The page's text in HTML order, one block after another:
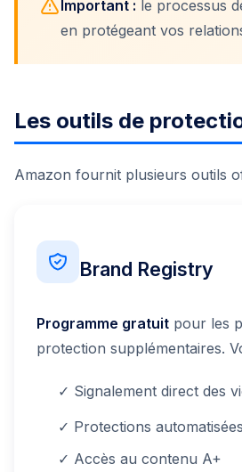
Important : le processus
en protégeant vos
Les outils de
Amazon fournit plusieurs outils
Brand Registry
Programme gratuit pour les
protection supplémentaires.
✓ Signalement direct des
✓ Protections automatisées
✓ Accès au contenu A+